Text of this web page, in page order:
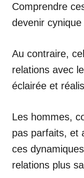
Comprendre
devenir cynique
Au contraire,
relations avec
éclairée et
Les hommes,
pas parfaits, et
ces
relations plus